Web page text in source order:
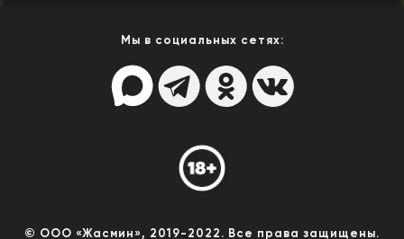
Мы в социальных сетях:
© ООО «Жасмин», 2019-2022. Все права защищены.